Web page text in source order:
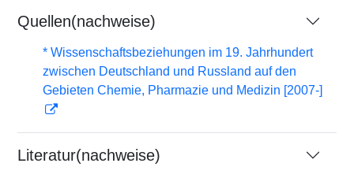
Quellen(nachweise)
* Wissenschaftsbeziehungen im 19. Jahrhundert
zwischen Deutschland und Russland auf den
Gebieten Chemie, Pharmazie und Medizin [2007-]
Literatur(nachweise)